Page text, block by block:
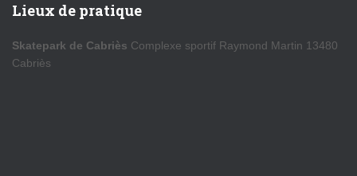
Lieux de pratique
Skatepark de Cabriès Complexe sportif Raymond Martin 13480
Cabriès